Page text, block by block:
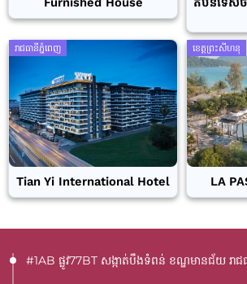
រាជធានីភ្នំពេញ
Tian Yi International Hotel
ខេត្តព្រះសីហនុ
LA
#1AB ផ្លូវ77BT​ សង្កាត់បឹងទំពន់ ខណ្ឌមានជ័យ រាជ